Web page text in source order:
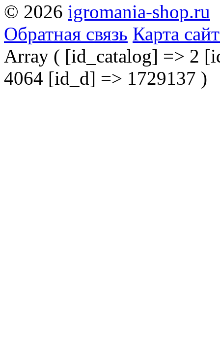
© 2026 igromania-shop.ru
Обратная связь Карта
Array ( [id_catalog] => 2
4064 [id_d] => 1729137 )